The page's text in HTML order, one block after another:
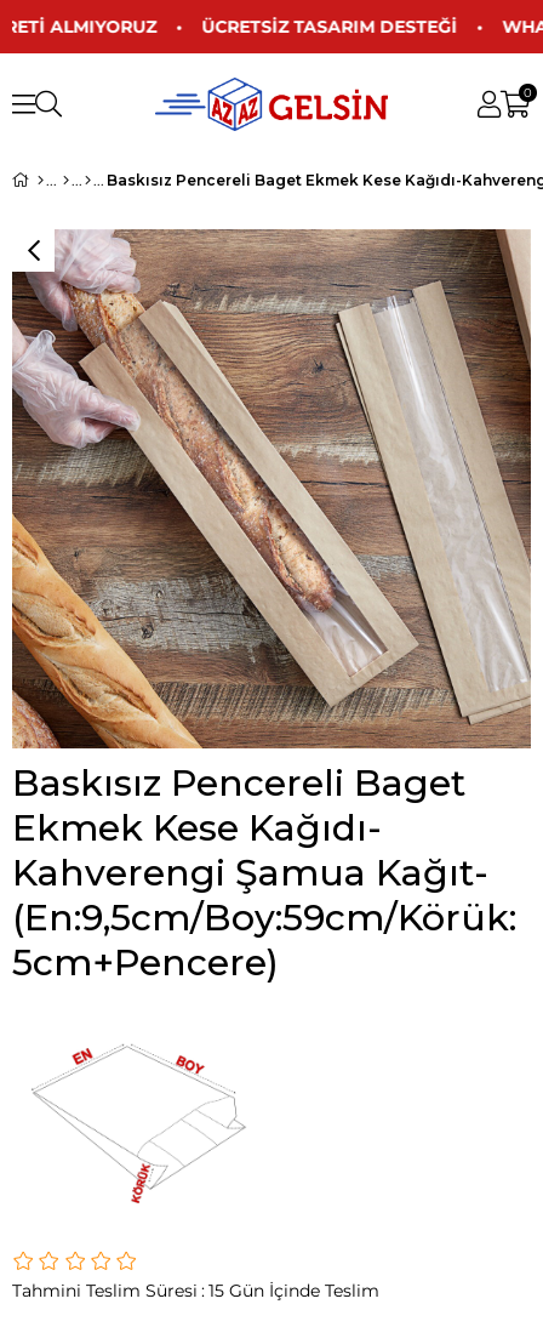
ALMIYORUZ • ÜCRETSİZ TASARIM DESTEĞİ •
0
Baskısız Pencereli Baget
Ekmek Kese Kağıdı-
Kahverengi Şamua Kağıt-
(En:9,5cm/Boy:59cm/Körük:
5cm+Pencere)
Tahmini Teslim Süresi :15 Gün İçinde Teslim